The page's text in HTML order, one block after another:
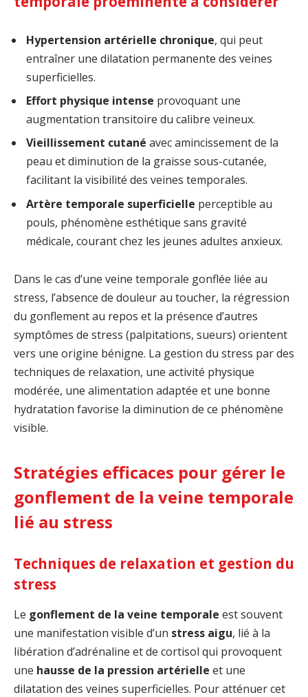
Hypertension artérielle chronique, qui peut
entraîner une dilatation permanente des veines
superficielles.
Effort physique intense provoquant une
augmentation transitoire du calibre veineux.
Vieillissement cutané avec amincissement de la
peau et diminution de la graisse sous-cutanée,
facilitant la visibilité des veines temporales.
Artère temporale superficielle perceptible au
pouls, phénomène esthétique sans gravité
médicale, courant chez les jeunes adultes anxieux.
Dans le cas d’une veine temporale gonflée liée au
stress, l’absence de douleur au toucher, la régression
du gonflement au repos et la présence d’autres
symptômes de stress (palpitations, sueurs) orientent
vers une origine bénigne. La gestion du stress par des
techniques de relaxation, une activité physique
modérée, une alimentation adaptée et une bonne
hydratation favorise la diminution de ce phénomène
visible.
Stratégies efficaces pour gérer le
gonflement de la veine temporale
lié au stress
Techniques de relaxation et gestion du
stress
Le gonflement de la veine temporale est souvent
une manifestation visible d’un stress aigu, lié à la
libération d’adrénaline et de cortisol qui provoquent
une hausse de la pression artérielle et une
dilatation des veines superficielles. Pour atténuer cet